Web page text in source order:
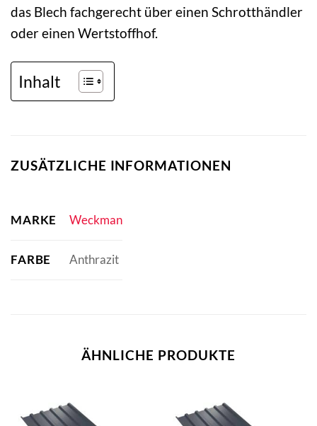
das Blech fachgerecht über einen Schrotthändler
oder einen Wertstoffhof.
Inhalt
ZUSÄTZLICHE INFORMATIONEN
MARKE Weckman
FARBE Anthrazit
ÄHNLICHE PRODUKTE